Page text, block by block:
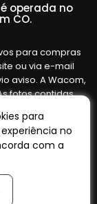
operada no
CO.
para compras
ou via e-mail
aviso. A Wacom,
fotos contidas
Ofertas
sujeitas à
para
no
com a